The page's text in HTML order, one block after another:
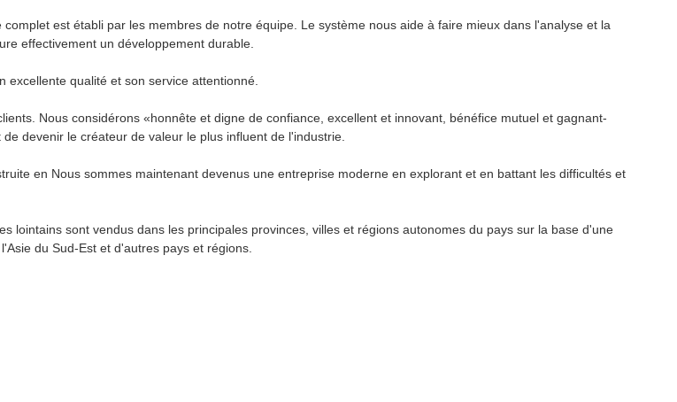
est établi par les membres de notre équipe. Le système nous aide à faire mieux dans l'analyse et la
effectivement un développement durable.
qualité et son service attentionné.
Nous considérons «honnête et digne de confiance, excellent et innovant, bénéfice mutuel et gagnant-
devenir le créateur de valeur le plus influent de l'industrie.
en Nous sommes maintenant devenus une entreprise moderne en explorant et en battant les difficultés et
lointains sont vendus dans les principales provinces, villes et régions autonomes du pays sur la base d'une
du Sud-Est et d'autres pays et régions.